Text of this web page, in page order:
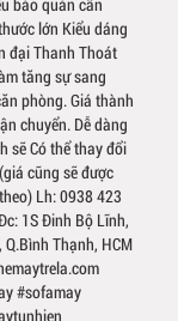
bảo quản cẩn
lớn Kiểu dáng
đại Thanh Thoát
tăng sự sang
phòng. Giá thành
chuyển. Dễ dàng
sẽ Có thể thay đổi
cũng sẽ được
Lh: 0938 423
1S Đinh Bộ Lĩnh,
Thạnh, HCM
#sofamay